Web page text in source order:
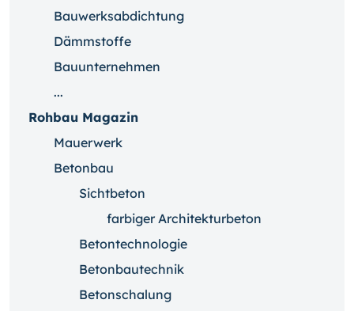
Bauwerksabdichtung
Dämmstoffe
Bauunternehmen
...
Rohbau Magazin
Mauerwerk
Betonbau
Sichtbeton
farbiger Architekturbeton
Betontechnologie
Betonbautechnik
Betonschalung